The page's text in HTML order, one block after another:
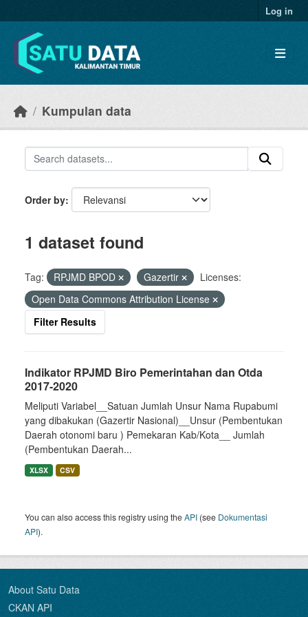
Log in
Kumpulan data
Order by
1 dataset found
Tag: RPJMD BPOD Gazertir
Licenses:
Open Data Commons Attribution License
Filter Results
Indikator RPJMD Biro Pemerintahan dan Otda
2017-2020
Meliputi Variabel__Satuan Jumlah Unsur Nama Rupabumi
yang dibakukan (Gazertir Nasional)__Unsur (Pembentukan
Daerah otonomi baru ) Pemekaran Kab/Kota__ Jumlah
(Pembentukan Daerah...
XLSX CSV
You can also access this registry using theAPI (see Dokumentasi
API).
About Satu Data
CKAN API